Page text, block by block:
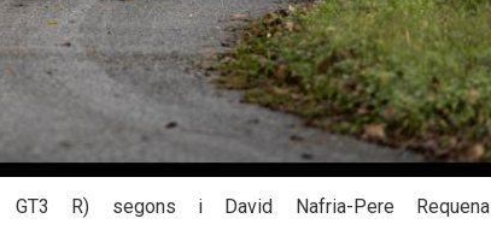
GT3 R) segons i David Nafria-Pere Requena